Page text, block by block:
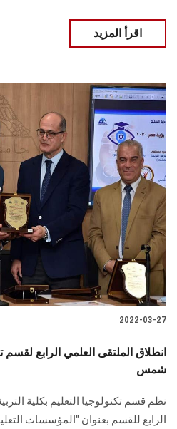
اقرأ المزيد
2022-03-27
انطلاق الملتقى العلمي الرابع لقسم
شمس
نظم قسم تكنولوجيا التعليم بكلية
الرابع للقسم بعنوان "المؤسسات